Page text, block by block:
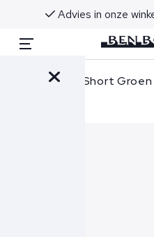
Advies in onze
Parajumpers Short Groen